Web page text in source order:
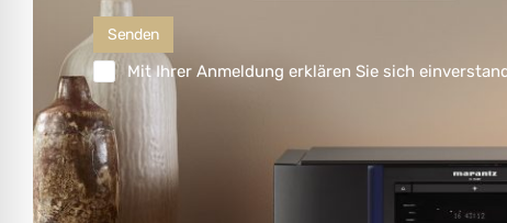
Mit Ihrer Anmeldung erklären Sie sich